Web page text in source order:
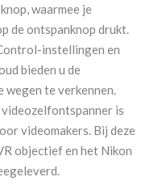
waarmee je
de ontspanknop drukt.
instellingen en
bieden u de
wegen te verkennen.
is
videomakers. Bij deze
objectief en het Nikon